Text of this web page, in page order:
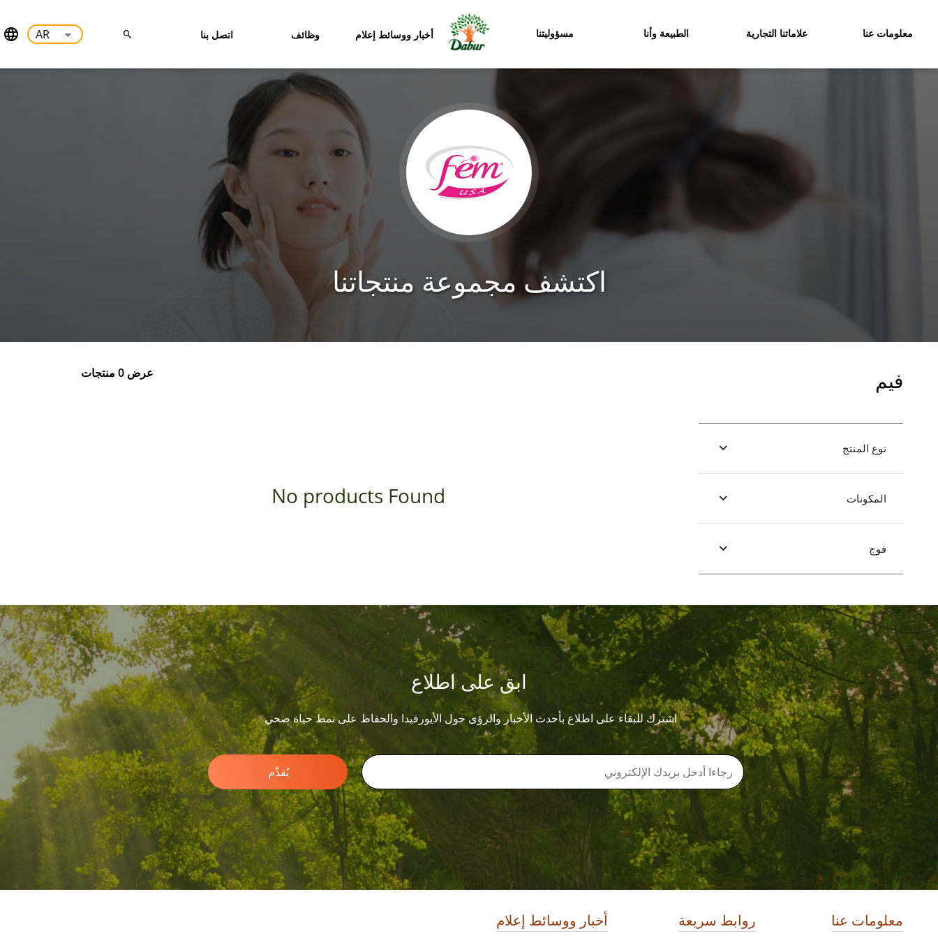
معلومات عنا علاماتنا التجارية الطبيعة وأنا مسؤوليتنا أخبار ووسائط إعلام وظائف اتصل بنا
اكتشف مجموعة منتجاتنا
فيم
نوع المنتج
المكونات
فوج
عرض 0 منتجات
No products Found
ابق على اطلاع
اشترك للبقاء على اطلاع بأحدث الأخبار والرؤى حول الأيورفيدا والحفاظ على نمط حياة صحي.
يُقدِّم
معلومات عنا روابط سريعة أخبار ووسائط إعلام